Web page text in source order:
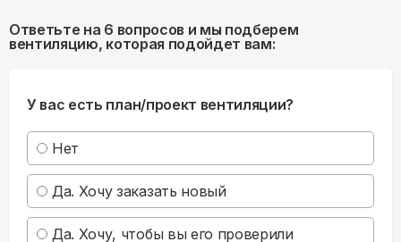
Ответьте на 6 вопросов и мы подберем
вентиляцию, которая подойдет вам:
У вас есть план/проект вентиляции?
Нет
Да. Хочу заказать новый
Да. Хочу, чтобы вы его проверили